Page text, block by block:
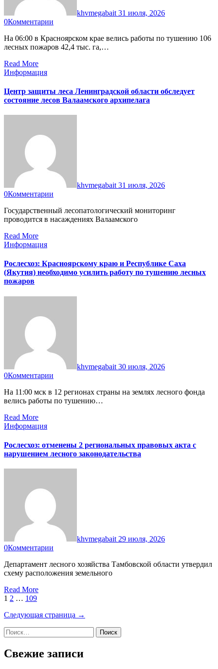
khvmegabait 31 июля, 2026
0Комментарии
На 06:00 в Красноярском крае велись работы по тушению 106
лесных пожаров 42,4 тыс. га,…
Read More
Информация
Центр защиты леса Ленинградской области обследует
состояние лесов Валаамского архипелага
khvmegabait 31 июля, 2026
0Комментарии
Государственный лесопатологический мониторинг
проводится в насаждениях Валаамского
Read More
Информация
Рослесхоз: Красноярскому краю и Республике Саха
(Якутия) необходимо усилить работу по тушению лесных
пожаров
khvmegabait 30 июля, 2026
0Комментарии
На 11:00 мск в 12 регионах страны на землях лесного фонда
велись работы по тушению…
Read More
Информация
Рослесхоз: отменены 2 региональных правовых акта с
нарушением лесного законодательства
khvmegabait 29 июля, 2026
0Комментарии
Департамент лесного хозяйства Тамбовской области утвердил
схему расположения земельного
Read More
Навигация
по
записям
1 2 … 109
Следующая страница →
Найти:
Свежие записи